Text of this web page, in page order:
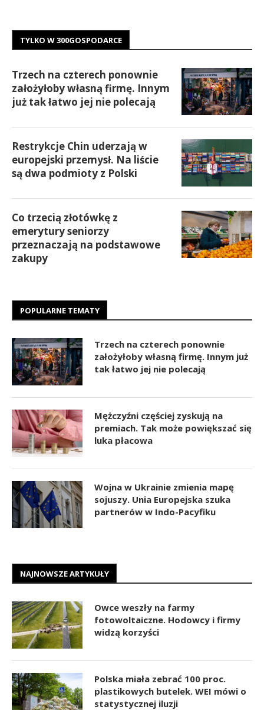
TYLKO W 300GOSPODARCE
Trzech na czterech ponownie
założyłoby własną firmę. Innym
już tak łatwo jej nie polecają
Restrykcje Chin uderzają w
europejski przemysł. Na liście
są dwa podmioty z Polski
Co trzecią złotówkę z
emerytury seniorzy
przeznaczają na podstawowe
zakupy
POPULARNE TEMATY
Trzech na czterech ponownie
założyłoby własną firmę. Innym już
tak łatwo jej nie polecają
Mężczyźni częściej zyskują na
premiach. Tak może powiększać się
luka płacowa
Wojna w Ukrainie zmienia mapę
sojuszy. Unia Europejska szuka
partnerów w Indo-Pacyfiku
NAJNOWSZE ARTYKUŁY
Owce weszły na farmy
fotowoltaiczne. Hodowcy i firmy
widzą korzyści
Polska miała zebrać 100 proc.
plastikowych butelek. WEI mówi o
statystycznej iluzji